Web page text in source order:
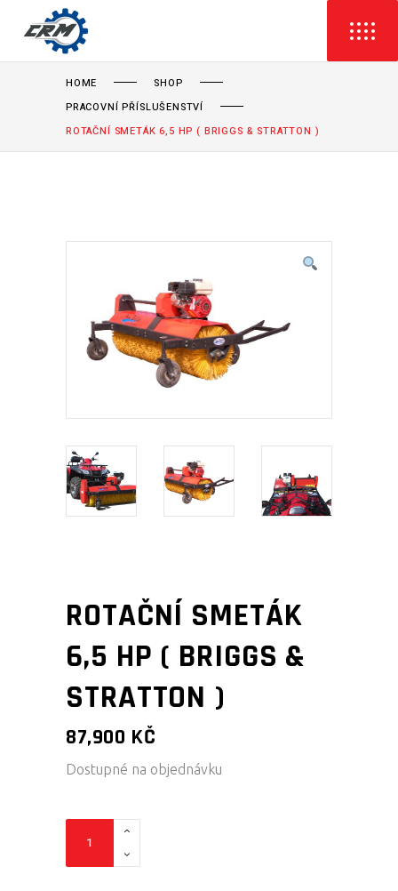
HOME
SHOP
PRACOVNÍ PŘÍSLUŠENSTVÍ
ROTAČNÍ SMETÁK 6,5 HP ( BRIGGS & STRATTON )
ROTAČNÍ SMETÁK
6,5 HP ( BRIGGS &
STRATTON )
87,900 KČ
Dostupné na objednávku